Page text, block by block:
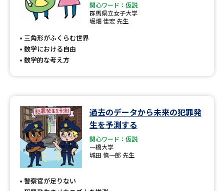
大学研究
大学で学べる内容や特徴を調べる
データサイエンス特集 奨学金・特待生制度特集
デジタルパンフレット 進路の３択
新学年スタート号特集ページ
関心ワード：仮説
群馬県立女子大学
堀畑 佳宏 先生
三角形がふくらむ世界
数学における自由
数学的な考え方
過去のデータから未来の犯罪発
生を予測する
関心ワード：仮説
一橋大学
城田 慎一郎 先生
警察官が足りない